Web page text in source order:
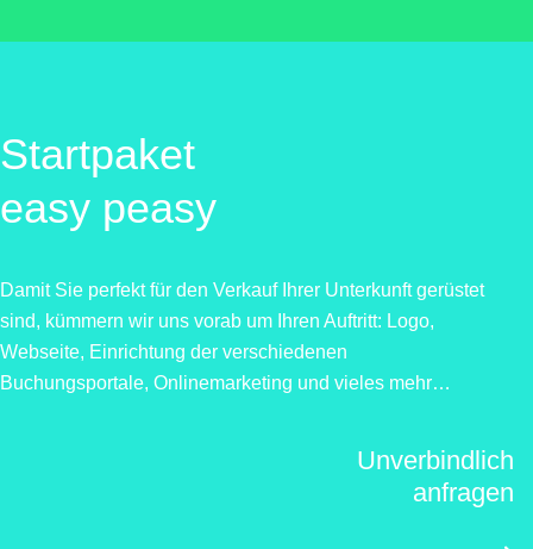
Startpaket
easy peasy
Damit Sie perfekt für den Verkauf Ihrer Unterkunft gerüstet
sind, kümmern wir uns vorab um Ihren Auftritt: Logo,
Webseite, Einrichtung der verschiedenen
Buchungsportale, Onlinemarketing und vieles mehr…
Unverbindlich
anfragen